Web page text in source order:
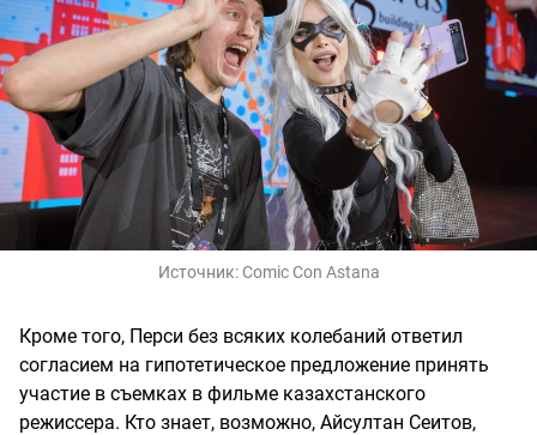
Источник: Comic Con Astana
Кроме того, Перси без всяких колебаний ответил
согласием на гипотетическое предложение принять
участие в съемках в фильме казахстанского
режиссера. Кто знает, возможно, Айсултан Сеитов,